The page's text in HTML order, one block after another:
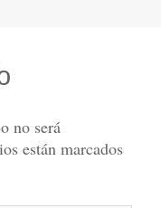
no será
están marcados